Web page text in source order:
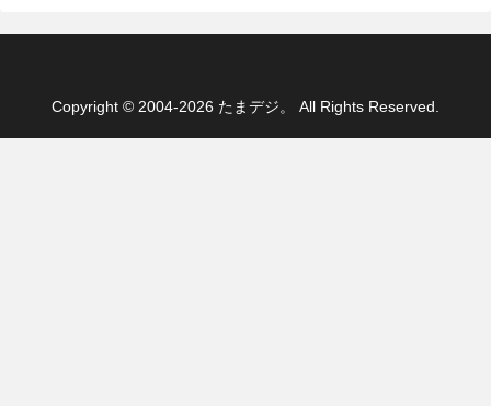
Copyright © 2004-2026 たまデジ。 All Rights Reserved.